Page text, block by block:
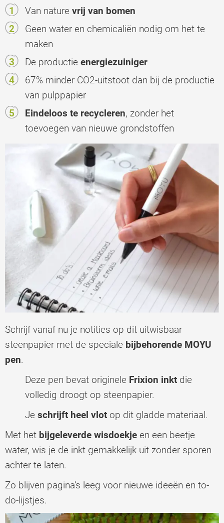
Van nature vrij van bomen
Geen water en chemicaliën nodig om het te
maken
De productie energiezuiniger
67% minder CO2-uitstoot dan bij de productie
van pulppapier
Eindeloos te recycleren, zonder het
toevoegen van nieuwe grondstoffen
Schrijf vanaf nu je notities op dit uitwisbaar
steenpapier met de speciale bijbehorende MOYU
pen.
Deze pen bevat originele Frixion inkt die
volledig droogt op steenpapier.
Je schrijft heel vlot op dit gladde materiaal.
Met het bijgeleverde wisdoekje en een beetje
water, wis je de inkt gemakkelijk uit zonder sporen
achter te laten.
Zo blijven pagina’s leeg voor nieuwe ideeën en to-
do-lijstjes.